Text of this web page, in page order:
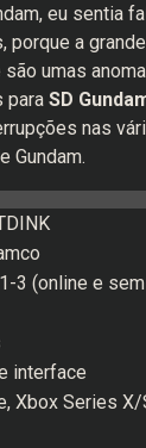
eu sentia
porque a
umas
para SD
nas
Gundam.
3 (online e
interface
Xbox Series X/